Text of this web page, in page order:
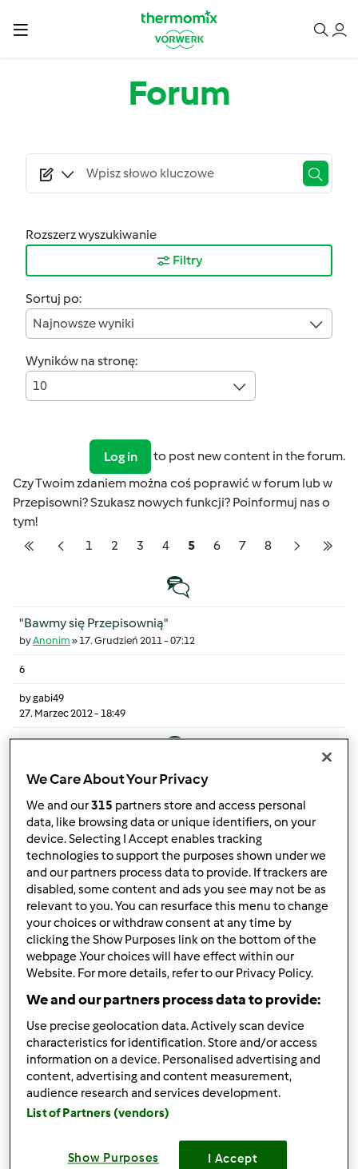
Forum
Rozszerz wyszukiwanie
Filtry
Sortuj po:
Najnowsze wyniki
Wyników na stronę:
10
Log in
to post new content in the forum.
Czy Twoim zdaniem można coś poprawić w forum lub w
Przepisowni? Szukasz nowych funkcji? Poinformuj nas o
tym!
Pagination
Pierwsza strona
Poprzednia strona
Strona
1 Strona
2 Strona
3 Strona
4 Strona
5 Strona
6 Strona
7 Strona
8 Następna
Temat zwyczajny
"Bawmy się Przepisownią"
byAnonim »17. Grudzień 2011 - 07:12
6
bygabi49
27. Marzec 2012 - 18:49
Temat zwyczajny
Proszę o pomoc
byAnonim »2. luty 2015 - 14:53
byMixi
23. luty 2015 - 08:16
Temat zwyczajny
Wegetariańskie/Wegańskie osoby poszukiwane
byCzasNaPowazneGotowanie» 18. Lipiec 2019 - 02:07
23. Kwiecień 2025 - 08:15
Temat zwyczajny
halloween suggestions
byIvano » 11. Październik 2023 - 06:29
We Care About Your Privacy
We and our315 partners store and access personal
data, like browsing data or unique identifiers, on your
device. Selecting I Accept enables tracking
technologies to support the purposes shown under we
and our partners process data to provide. If trackers are
disabled, some content and ads you see may not be as
relevant to you. You can resurface this menu to change
your choices or withdraw consent at any time by
clicking the Show Purposes link on the bottom of the
webpage .Your choices will have effect within our
Website. For more details, refer to our Privacy Policy.
We and our partners process data to provide:
Use precise geolocation data. Actively scan device
characteristics for identification. Store and/or access
information on a device. Personalised advertising and
content, advertising and content measurement,
audience research and services development.
List of Partners (vendors)
Show Purposes I Accept